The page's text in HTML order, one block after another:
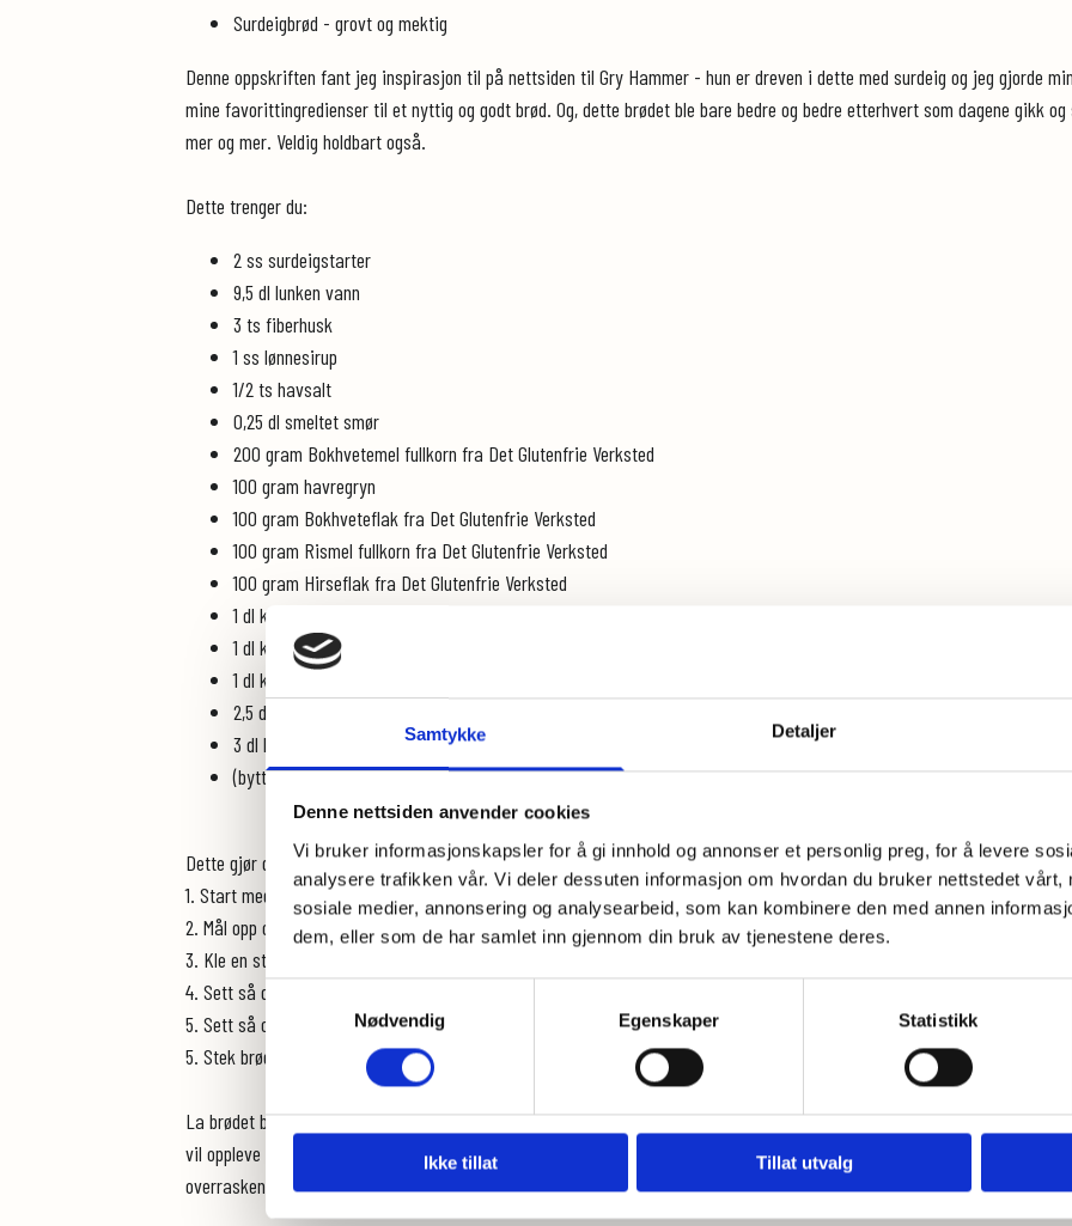
Samtykke Detaljer
Denne nettsiden anvender cookies
Vi bruker informasjonskapsler for å gi innhold og annonser et personlig preg, for å levere
analysere trafikken vår. Vi deler dessuten informasjon om hvordan du bruker nettstedet vårt,
sosiale medier, annonsering og analysearbeid, som kan kombinere den med annen
dem, eller som de har samlet inn gjennom din bruk av tjenestene deres.
Samtykkevalg
Nødvendig
Egenskaper Statistikk
Ikke tillat Tillat utvalg
Surdeigbrød - grovt og mektig
Denne oppskriften fant jeg inspirasjon til på nettsiden til Gry Hammer - hun er dreven i dette med surdeig og jeg gjorde
mine favorittingredienser til et nyttig og godt brød. Og, dette brødet ble bare bedre og bedre etterhvert som dagene gikk
mer og mer. Veldig holdbart også.
Dette trenger du:
2 ss surdeigstarter
9,5 dl lunken vann
3 ts fiberhusk
1 ss lønnesirup
1/2 ts havsalt
0,25 dl smeltet smør
200 gram Bokhvetemel fullkorn fra Det Glutenfrie Verksted
100 gram havregryn
100 gram Bokhveteflak fra Det Glutenfrie Verksted
100 gram Rismel fullkorn fra Det Glutenfrie Verksted
100 gram Hirseflak fra Det Glutenfrie Verksted
1 dl knuste linfrø
1 dl knuste gresskarkjerner
1 dl knuste solsikkekjerner
2,5 dl solsikkekjerner
3 dl hele gresskarkjerner
(bytt gjerne ut med andre frø og kjerner om du ønsker)
Dette gjør du:
1. Start med å knuse solsikkekjerner og gresskarkjerner i en blender
2. Mål opp og bland alle øvrige ingredienser i en kjøkkenmaskin og bland dette godt sammen i ca 10 min.
3. Kle en stor brødform (2 liter) med bakepapir og hell røren over i denne, alternativt fordel deigen i to brødformer for
4. Sett så deigen inn i kald ovn og la den stå der i 6-7 timer.
5. Sett så ovnen på 160 grader.
5. Stek brødet på nederste rille i ca 2 timer og 10 min.
La brødet bli helt avkjølt før du skjærer i det. Dette er et mektig og tungt brød, og det kan fint oppbevares i et
vil oppleve at den sure smaken setter seg og mildner etterhvert. Her hos meg hadde vi brød i 4 dager (!) selv med fullt hus,
overraskende godt med kun oppbevaring i kjøkkenhåndkle.